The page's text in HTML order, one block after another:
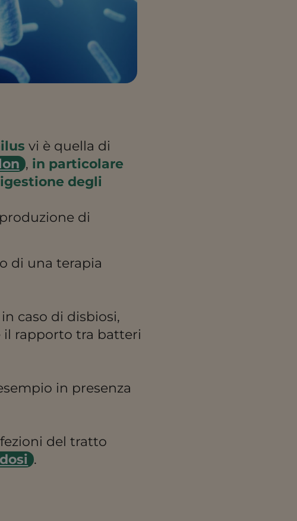
vi è quella di
, in particolare
degli
di
di una terapia
caso di disbiosi,
il rapporto tra batteri
in presenza
del tratto
.